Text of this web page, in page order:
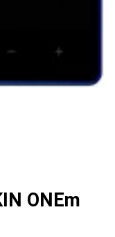
ONEm